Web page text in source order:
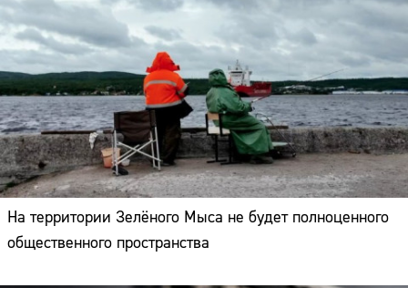
На территории Зелёного Мыса не будет полноценного
общественного пространства